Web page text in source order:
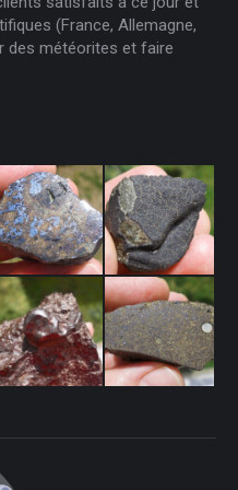
(France, Allemagne,
des météorites et faire